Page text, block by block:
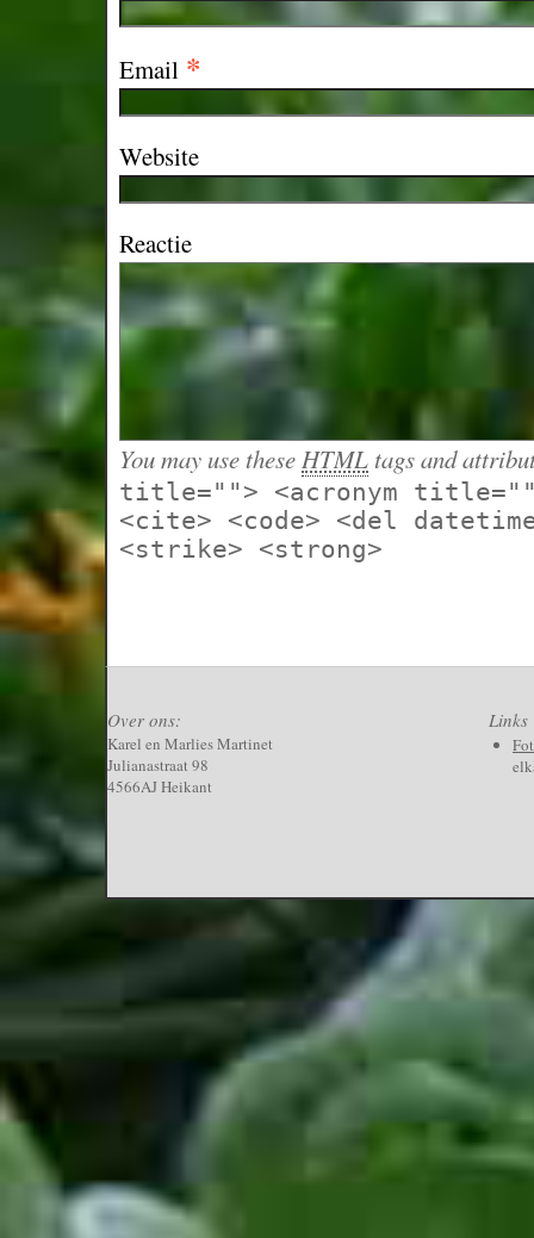
Email *
Website
Reactie
You may use theseHTML tags and
title=""> <acronym
<cite> <code> <del
<strike> <strong>
Over ons:
Karel en Marlies Martinet
Julianastraat 98
4566AJ Heikant
Links